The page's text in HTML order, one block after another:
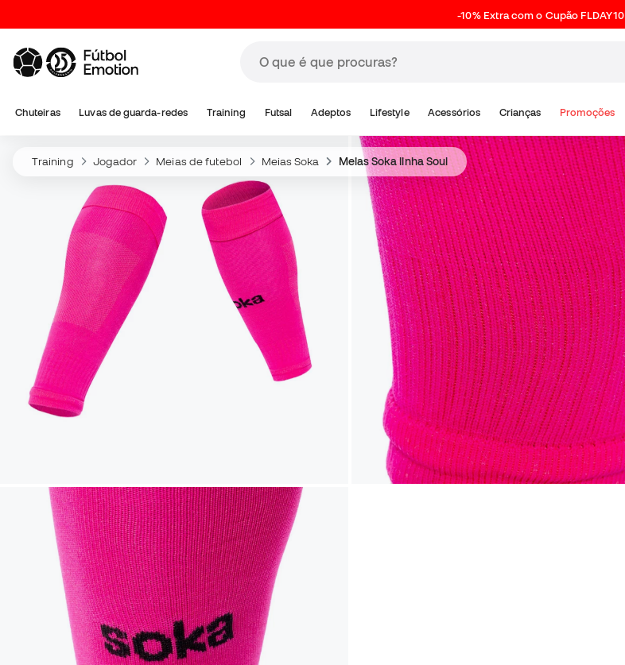
-10% Extra com o Cupão FLDAY10
Chuteiras Luvas de guarda-redes Training Futsal Adeptos Lifestyle Acessórios Crianças Promoções
Training Jogador Meias de futebol Meias Soka Meias Soka linha Soul